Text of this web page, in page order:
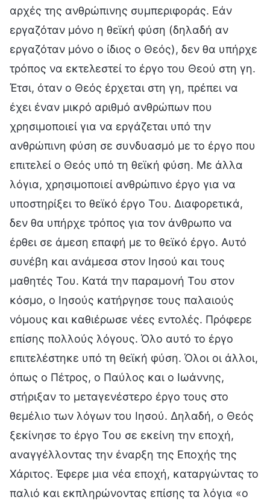
αρχές της ανθρώπινης συμπεριφοράς. Εάν
εργαζόταν μόνο η θεϊκή φύση (δηλαδή αν
εργαζόταν μόνο ο ίδιος ο Θεός), δεν θα υπήρχε
τρόπος να εκτελεστεί το έργο του Θεού στη γη.
Έτσι, όταν ο Θεός έρχεται στη γη, πρέπει να
έχει έναν μικρό αριθμό ανθρώπων που
χρησιμοποιεί για να εργάζεται υπό την
ανθρώπινη φύση σε συνδυασμό με το έργο που
επιτελεί ο Θεός υπό τη θεϊκή φύση. Με άλλα
λόγια, χρησιμοποιεί ανθρώπινο έργο για να
υποστηρίξει το θεϊκό έργο Του. Διαφορετικά,
δεν θα υπήρχε τρόπος για τον άνθρωπο να
έρθει σε άμεση επαφή με το θεϊκό έργο. Αυτό
συνέβη και ανάμεσα στον Ιησού και τους
μαθητές Του. Κατά την παραμονή Του στον
κόσμο, ο Ιησούς κατήργησε τους παλαιούς
νόμους και καθιέρωσε νέες εντολές. Πρόφερε
επίσης πολλούς λόγους. Όλο αυτό το έργο
επιτελέστηκε υπό τη θεϊκή φύση. Όλοι οι άλλοι,
όπως ο Πέτρος, ο Παύλος και ο Ιωάννης,
στήριξαν το μεταγενέστερο έργο τους στο
θεμέλιο των λόγων του Ιησού. Δηλαδή, ο Θεός
ξεκίνησε το έργο Του σε εκείνη την εποχή,
αναγγέλλοντας την έναρξη της Εποχής της
Χάριτος. Έφερε μια νέα εποχή, καταργώντας το
παλιό και εκπληρώνοντας επίσης τα λόγια «ο